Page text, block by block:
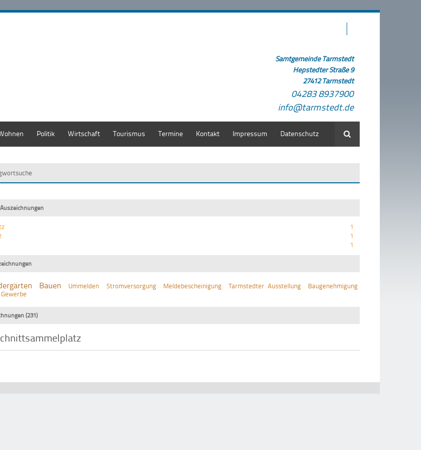
Samtgemeinde Tarmstedt
Hepstedter Straße 9
27412 Tarmstedt
04283 8937900
info@tarmstedt.de
Politik Wirtschaft Tourismus Termine Kontakt Impressum Datenschutz Suche
1
1
1
Bauen Ummelden Stromversorgung Meldebescheinigung Tarmstedter Ausstellung
Baugenehmigung
Gewerbe
(231)